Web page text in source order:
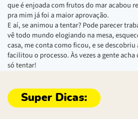
que é enjoada com frutos do mar acabou
pra mim já foi a maior aprovação.
E aí, se animou a tentar? Pode parecer
vê todo mundo elogiando na mesa,
casa, me conta como ficou, e se
facilitou o processo. Às vezes a gente acha
só tentar!